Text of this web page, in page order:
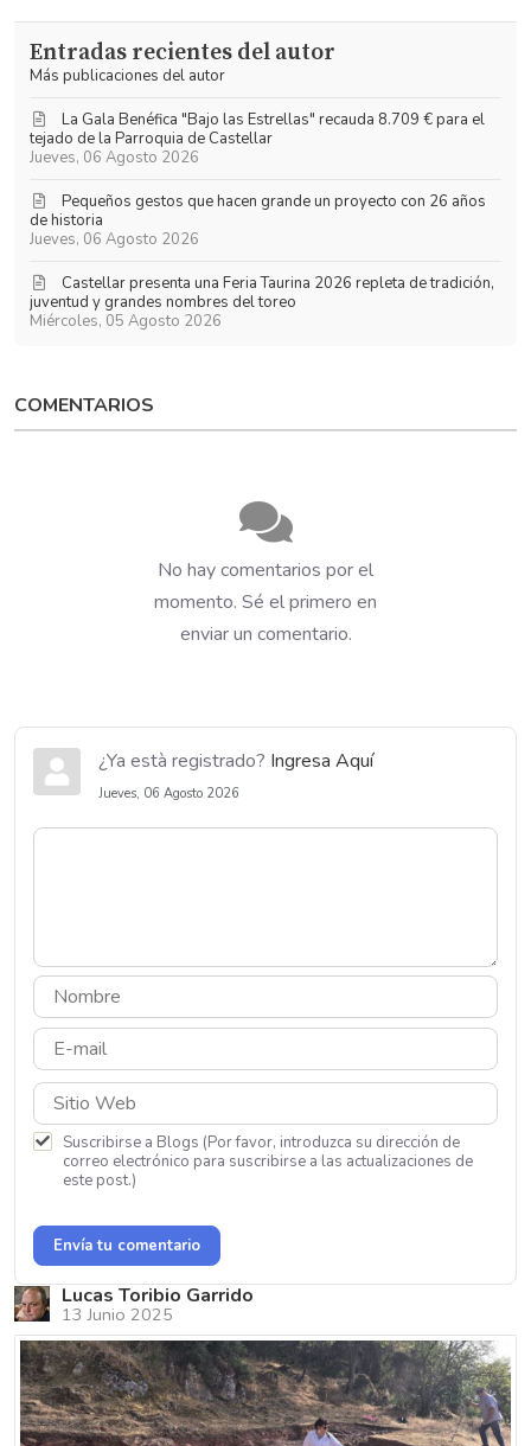
las
actualizaciones
Garrido
Entradas recientes del autor
Más publicaciones del autor
Jueves, 06 Agosto 2026
La Gala Benéfica "Bajo las Estrellas" recauda 8.709 € para el
tejado de la Parroquia de Castellar
Jueves, 06 Agosto 2026
Pequeños gestos que hacen grande un proyecto con 26 años
de historia
Miércoles, 05 Agosto 2026
​Castellar presenta una Feria Taurina 2026 repleta de tradición,
juventud y grandes nombres del toreo
COMENTARIOS
No hay comentarios por el
momento. Sé el primero en
enviar un comentario.
¿Ya està registrado? Ingresa Aquí
Jueves, 06 Agosto 2026
Suscribirse a Blogs (Por favor, introduzca su dirección de
correo electrónico para suscribirse a las actualizaciones de
este post.)
Envía tu comentario
Lucas Toribio Garrido
13 Junio 2025